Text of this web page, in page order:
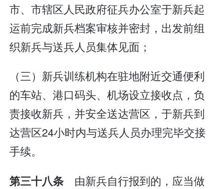
市、市辖区人民政府征兵办公室于新兵起
运前完成新兵档案审核并密封，出发前组
织新兵与送兵人员集体见面；
（三）新兵训练机构在驻地附近交通便利
的车站、港口码头、机场设立接收点，负
责接收新兵，并安全送达营区，于新兵到
达营区24小时内与送兵人员办理完毕交接
手续。
第三十八条 由新兵自行报到的，应当做